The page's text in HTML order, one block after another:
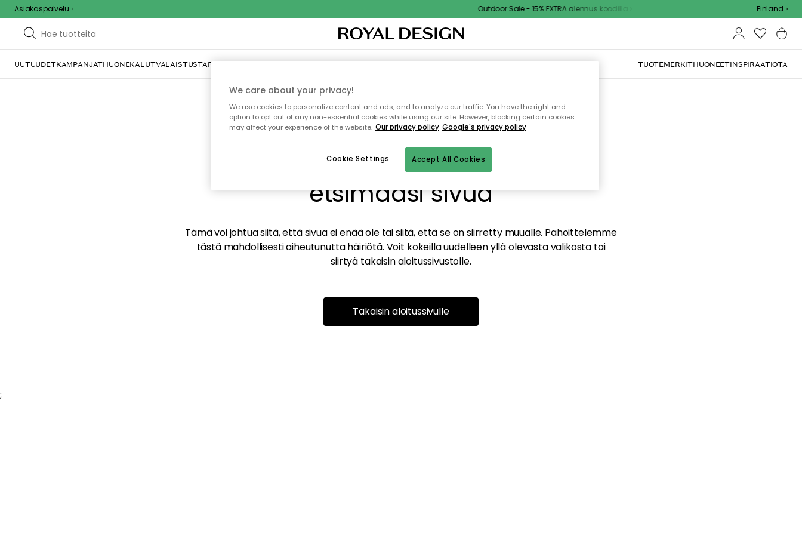
Asiakaspalvelu Outdoor Sale - 15% EXTRA alennus koodilla Finland
UUTUUDETKAMPANJATHUONEKALUTVALAISTUSTARJOILU JA KATTAUSSISUSTUSTEKSTIILIT & MATOTKEITTIÖSÄILYTYSULKOKALUSTEET TUOTEMERKITHUONEETINSPIRAATIOTA
Emme valitettavasti löydä
etsimääsi sivua
Tämä voi johtua siitä, että sivua ei enää ole tai siitä, että se on siirretty muualle. Pahoittelemme
tästä mahdollisesti aiheutunutta häiriötä. Voit kokeilla uudelleen yllä olevasta valikosta tai
siirtyä takaisin aloitussivustolle.
Takaisin aloitussivulle
;
We care about your privacy!
We use cookies to personalize content and ads, and to analyze our traffic. You have the right and
option to opt out of any non-essential cookies while using our site. However, blocking certain cookies
may affect your experience of the website. Our privacy policy Google's privacy policy
Accept All Cookies
Cookie Settings